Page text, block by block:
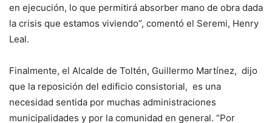
en ejecución, lo que permitirá absorber mano de obra dada
la crisis que estamos viviendo”, comentó el Seremi, Henry
Leal.
Finalmente, el Alcalde de Toltén, Guillermo Martínez, dijo
que la reposición del edificio consistorial, es una
necesidad sentida por muchas administraciones
municipalidades y por la comunidad en general. “Por